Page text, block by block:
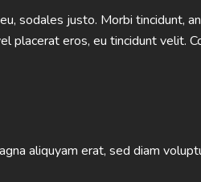
sodales justo. Morbi tincidunt,
eros, eu tincidunt velit.
aliquyam erat, sed diam